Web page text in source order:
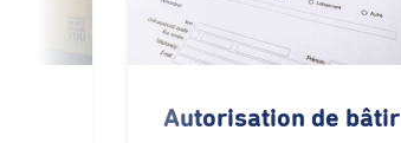
Autorisation de bâtir